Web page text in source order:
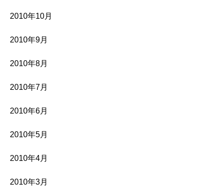
2010年10月
2010年9月
2010年8月
2010年7月
2010年6月
2010年5月
2010年4月
2010年3月